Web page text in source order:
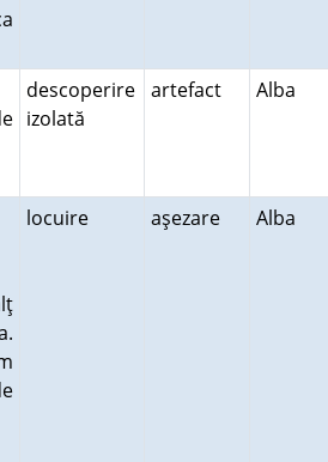
descoperire
izolată
artefact Alba
locuire aşezare Alba